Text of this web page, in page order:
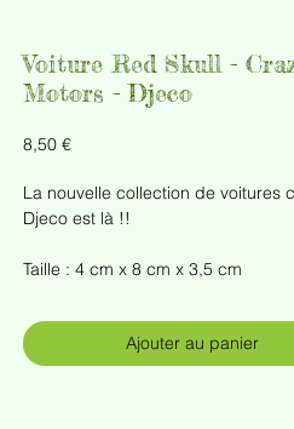
Voiture Red Skull -
Motors - Djeco
8,50 €Prix
La nouvelle collection de voitures
Djeco est là !!
Taille : 4 cm x 8 cm x 3,5 cm
Ajouter au panier